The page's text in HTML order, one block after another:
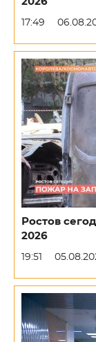
17:49
Ростов
2026
19:51